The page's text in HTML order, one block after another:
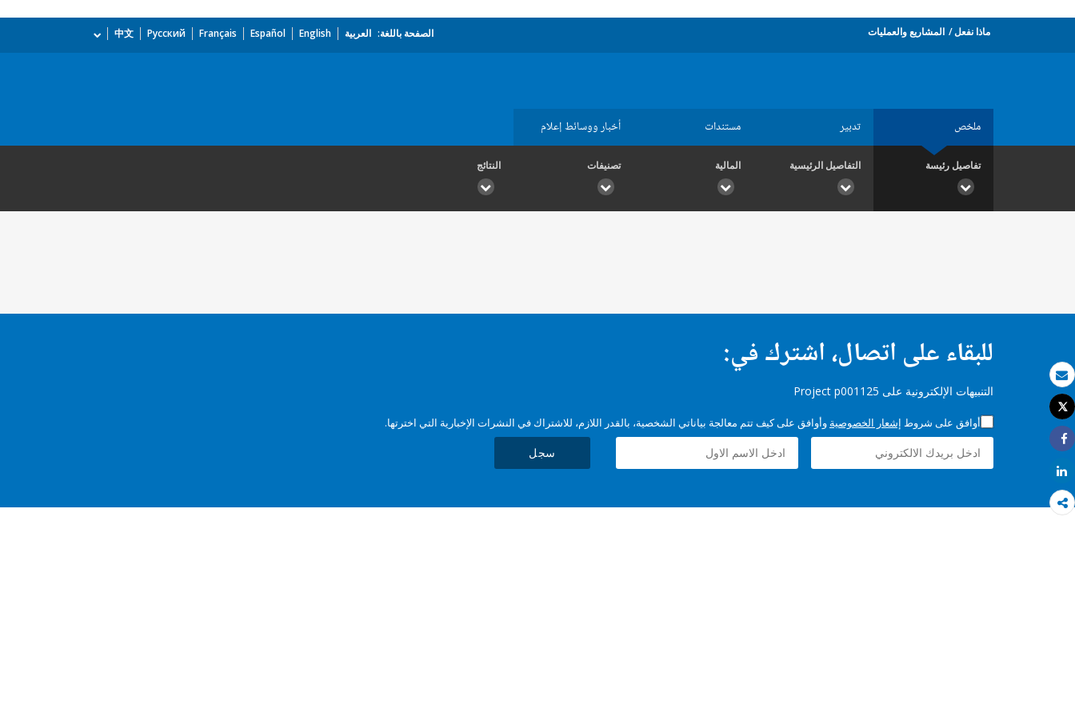
بريد الكتروني
طباعة
Tweet
Share
Share
ماذا نفعل المشاريع والعمليات الصفحة باللغة: العربية English
Español
Français
Русский
中文
ملخص تدبير مستندات أخبار ووسائط إعلام
تفاصيل رئيسة التفاصيل الرئيسية المالية تصنيفات النتائج
للبقاء على اتصال، اشترك في:
التنبيهات الإلكترونية على Project p001125
أوافق على شروط إشعار الخصوصية وأوافق على كيف تتم معالجة بياناتي الشخصية، بالقدر اللازم، للاشتراك في النشرات الإخبارية التي اخترتها.
سجل